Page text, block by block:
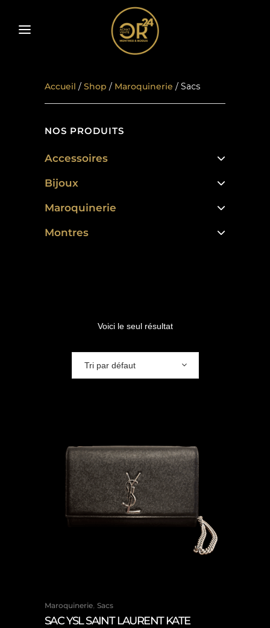
NOS PRODUITS
Accessoires
Bijoux
Maroquinerie
Montres
Accueil / Shop / Maroquinerie / Sacs
Voici le seul résultat
Tri par défaut
Maroquinerie, Sacs
SAC YSL SAINT LAURENT KATE